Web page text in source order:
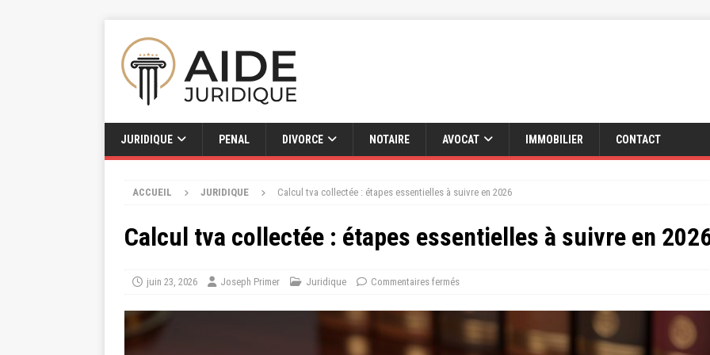
JURIDIQUE PENAL DIVORCE NOTAIRE AVOCAT IMMOBILIER CONTACT
ACCUEIL JURIDIQUE Calcul tva collectée : étapes essentielles à suivre en 2026
Calcul tva collectée : étapes essentielles à suivre en
juin 23, 2026 Joseph Primer Juridique Commentaires fermés